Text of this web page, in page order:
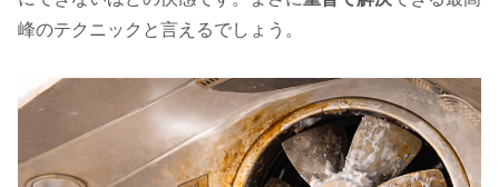
峰のテクニックと言えるでしょう。